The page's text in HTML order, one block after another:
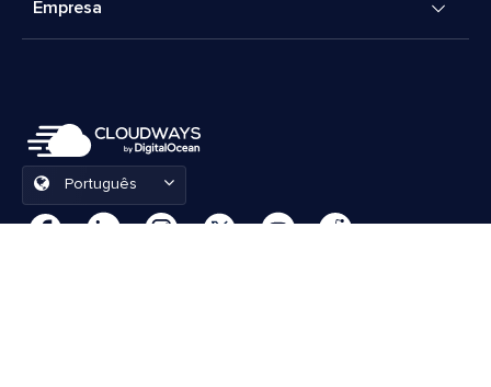
Empresa
Português